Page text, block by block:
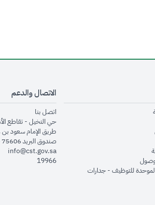
opens in new window
opens in new
opens in new window
opens in new
opens in new window
opens in new window
للتوظيف - جداراتopens in new window
الاتصال والدعم
اتصل بنا
حي النخيل - تقاطع
طريق الإمام سعود بن
صندوق البريد 75606 – الرياض 11588
info@cst.gov.sa
19966